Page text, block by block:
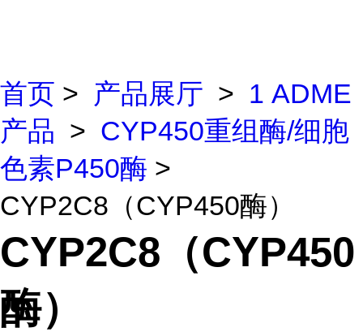
首页 > 产品展厅 > 1 ADME
产品 > CYP450重组酶/细胞
色素P450酶 >
CYP2C8（CYP450酶）
CYP2C8（CYP450
酶）